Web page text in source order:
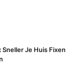
Sneller Je Huis Fixen